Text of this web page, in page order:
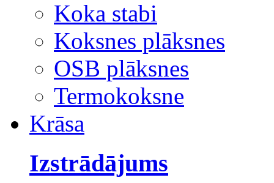
Koka stabi
Koksnes plāksnes
OSB plāksnes
Termokoksne
Krāsa
Izstrādājums